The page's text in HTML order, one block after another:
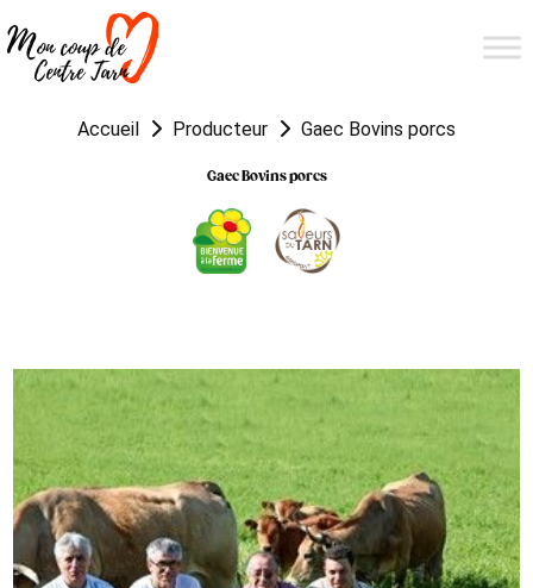
Accueil Producteur Gaec Bovins porcs
Gaec Bovins porcs